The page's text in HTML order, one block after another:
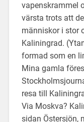
vapenskrammel
värsta trots att
människor i stor
Kaliningrad.
formad som en
Mina gamla
resa till
Via Moskva?
sidan Östersjön,